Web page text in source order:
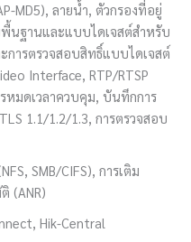
MD5), ลายน้ำ, ตัวกรองที่อยู่
นฐานและแบบไดเจสต์สำหรับ
การตรวจสอบสิทธิ์แบบไดเจสต์
Interface, RTP/RTSP
หมดเวลาควบคุม, บันทึกการ
1.1/1.2/1.3, การตรวจสอบ
SMB/CIFS), การเติม
(ANR)
Hik-Central